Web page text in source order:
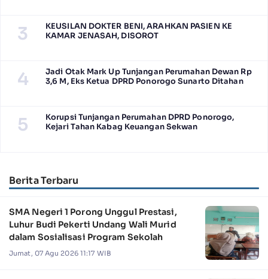
3
KEUSILAN DOKTER BENI, ARAHKAN PASIEN KE
KAMAR JENASAH, DISOROT
4
Jadi Otak Mark Up Tunjangan Perumahan Dewan Rp
3,6 M, Eks Ketua DPRD Ponorogo Sunarto Ditahan
5
Korupsi Tunjangan Perumahan DPRD Ponorogo,
Kejari Tahan Kabag Keuangan Sekwan
Berita Terbaru
SMA Negeri 1 Porong Unggul Prestasi,
Luhur Budi Pekerti Undang Wali Murid
dalam Sosialisasi Program Sekolah
Jumat, 07 Agu 2026 11:17 WIB